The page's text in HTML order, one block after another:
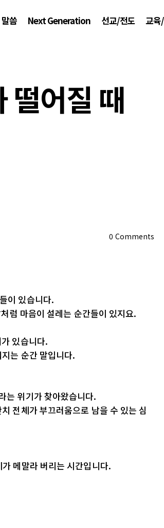
말씀 Next Generation 선교/전도 교육
떨어질 때
0 Comments
이 있습니다.
럼 마음이 설레는 순간들이 있지요.
있습니다.
는 순간 말입니다.
는 위기가 찾아왔습니다.
전체가 부끄러움으로 남을 수 있는 심
메말라 버리는 시간입니다.